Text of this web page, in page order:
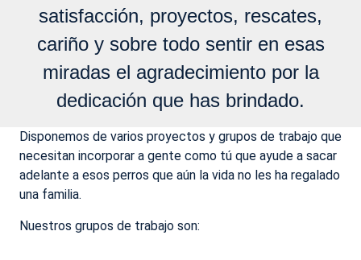
satisfacción, proyectos, rescates,
cariño y sobre todo sentir en esas
miradas el agradecimiento por la
dedicación que has brindado.
Disponemos de varios proyectos y grupos de trabajo que
necesitan incorporar a gente como tú que ayude a sacar
adelante a esos perros que aún la vida no les ha regalado
una familia.
Nuestros grupos de trabajo son: